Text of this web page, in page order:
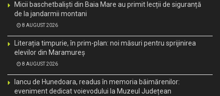
Micii baschetbaliști din Baia Mare au primit lecții de siguranță
de la jandarmii montani
8 AUGUST 2026
Literația timpurie, în prim-plan: noi măsuri pentru sprijinirea
elevilor din Maramureș
8 AUGUST 2026
Iancu de Hunedoara, readus în memoria băimărenilor:
eveniment dedicat voievodului la Muzeul Județean